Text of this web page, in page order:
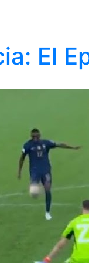
El